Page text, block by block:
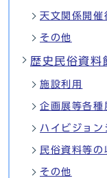
天文関係開催
その他
歴史民俗資料
施設利用
企画展等各種
ハイビジョン
民俗資料等の
その他